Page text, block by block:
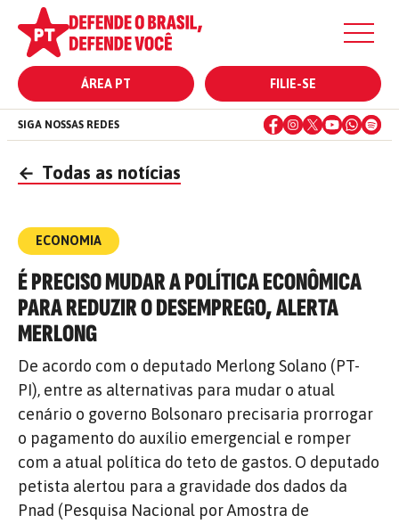
ÁREA PT FILIE-SE
SIGA NOSSAS REDES
← Todas as notícias
ECONOMIA
É PRECISO MUDAR A POLÍTICA ECONÔMICA
PARA REDUZIR O DESEMPREGO, ALERTA
MERLONG
De acordo com o deputado Merlong Solano (PT-
PI), entre as alternativas para mudar o atual
cenário o governo Bolsonaro precisaria prorrogar
o pagamento do auxílio emergencial e romper
com a atual política do teto de gastos. O deputado
petista alertou para a gravidade dos dados da
Pnad (Pesquisa Nacional por Amostra de